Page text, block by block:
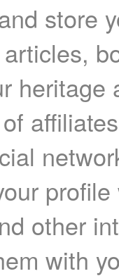
store
heritage
other
with